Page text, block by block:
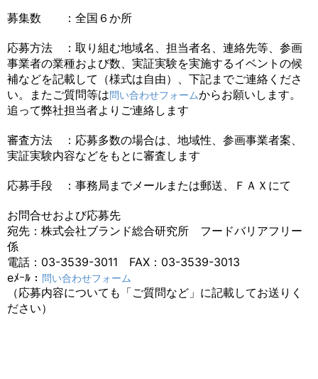
募集数 ：全国６か所
応募方法 ：取り組む地域名、担当者名、連絡先等、参画
事業者の業種および数、実証実験を実施するイベントの候
補などを記載して（様式は自由）、下記までご連絡くださ
い。またご質問等は問い合わせフォームからお願いします。
追って弊社担当者よりご連絡します
審査方法 ：応募多数の場合は、地域性、参画事業者案、
実証実験内容などをもとに審査します
応募手段 ：事務局までメールまたは郵送、ＦＡＸにて
お問合せおよび応募先
宛先：株式会社ブランド総合研究所 フードバリアフリー
係
電話：03-3539-3011 FAX：03-3539-3013
eﾒｰﾙ： 問い合わせフォーム
（応募内容についても「ご質問など」に記載してお送りく
ださい）